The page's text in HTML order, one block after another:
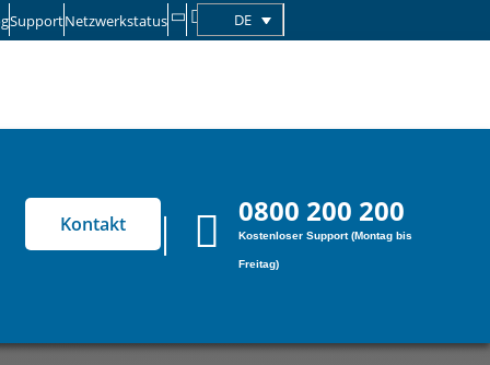
SupportNetzwerkstatus DE
Kontakt 0800 200 200
Kostenloser Support (Montag bis
Freitag)